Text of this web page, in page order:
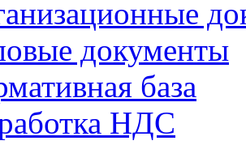
документы
база
НДС